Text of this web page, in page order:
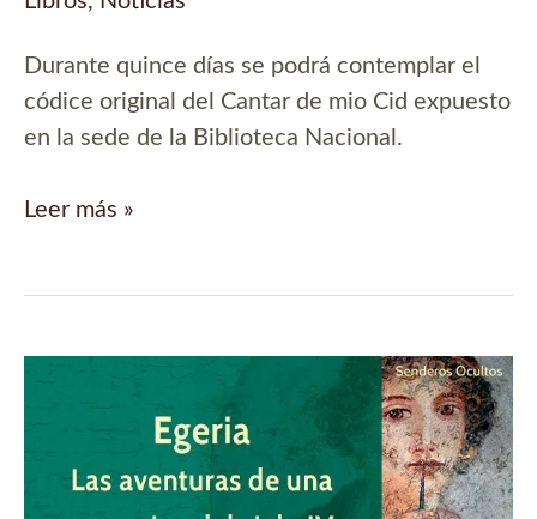
Durante quince días se podrá contemplar el
códice original del Cantar de mio Cid expuesto
en la sede de la Biblioteca Nacional.
El
Cid
Leer más »